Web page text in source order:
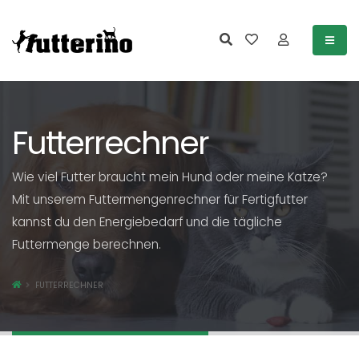
Futterrechner
Wie viel Futter braucht mein Hund oder meine Katze?
Mit unserem Futtermengenrechner für Fertigfutter
kannst du den Energiebedarf und die tägliche
Futtermenge berechnen.
FUTTERRECHNER